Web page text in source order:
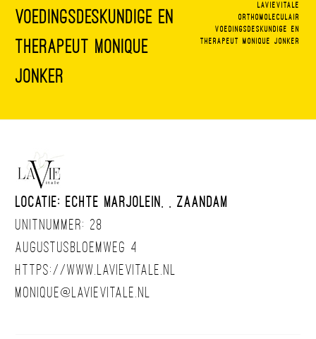
voedingsdeskundige en
therapeut Monique
Jonker
Lavievitale
Orthomoleculair
voedingsdeskundige en
therapeut Monique Jonker
Locatie: Echte Marjolein, , Zaandam
Unitnummer: 28
Augustusbloemweg 4
https://www.lavievitale.nl
monique@lavievitale.nl